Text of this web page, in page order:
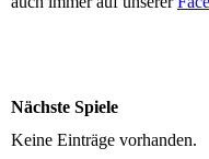
Nächste Spiele
Keine Einträge vorhanden.